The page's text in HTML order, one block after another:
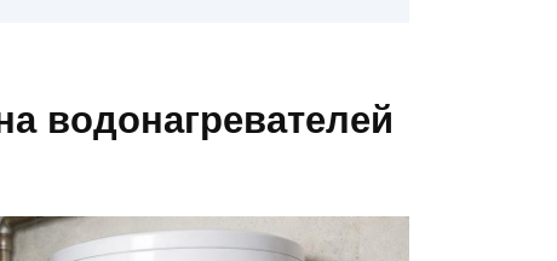
водонагревателей